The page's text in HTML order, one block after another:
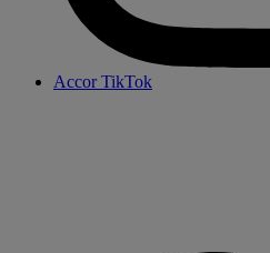
Accor TikTok